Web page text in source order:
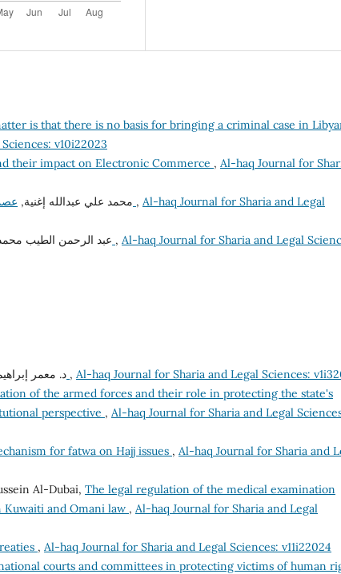
is that there is no basis for bringing a criminal case in
v10i22023
their impact on Electronic Commerce , Al-haq Journal for
محمد علي عبدالله إغنية, , Al-haq Journal for Sharia and Legal
عبد الرحمن الطيب , Al-haq Journal for Sharia and Legal
د. معمر , Al-haq Journal for Sharia and Legal Sciences:
of the armed forces and their role in protecting the state's
perspective , Al-haq Journal for Sharia and Legal
for fatwa on Hajj issues , Al-haq Journal for Sharia and
Al-Dubai, The legal regulation of the medical examination
and Omani law , Al-haq Journal for Sharia and Legal
, Al-haq Journal for Sharia and Legal Sciences: v11i22024
courts and committees in protecting victims of human